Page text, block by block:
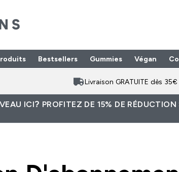
Enter Produits submenu
Bestsellers Gummies Végan
Livraison GRATUITE dès
ICI? PROFITEZ DE 15% DE